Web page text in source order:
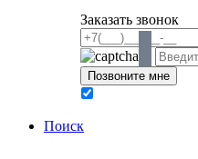
Заказать звонок
Поиск